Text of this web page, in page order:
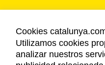
POLÍTICA
Cookies
Utilizamos cookies
analizar nuestros